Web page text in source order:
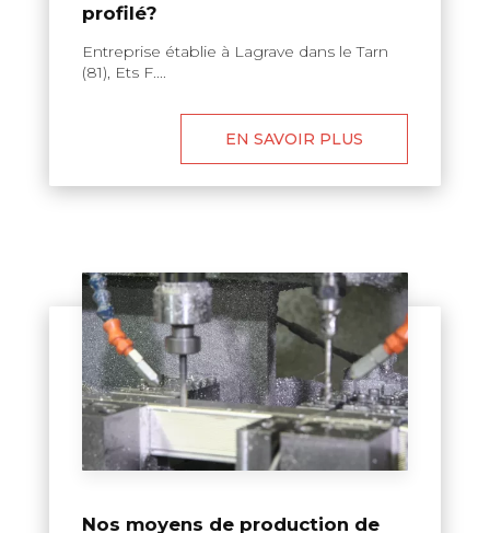
profilé?
Entreprise établie à Lagrave dans le Tarn
(81), Ets F....
EN SAVOIR PLUS
Nos moyens de production de